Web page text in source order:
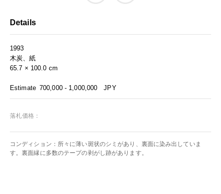
Details
1993
木炭、紙
65.7 × 100.0 cm
Estimate 700,000 - 1,000,000 JPY
落札価格：
コンディション：所々に薄い斑状のシミがあり、裏面に染み出していま
す。裏面縁に多数のテープの剥がし跡があります。